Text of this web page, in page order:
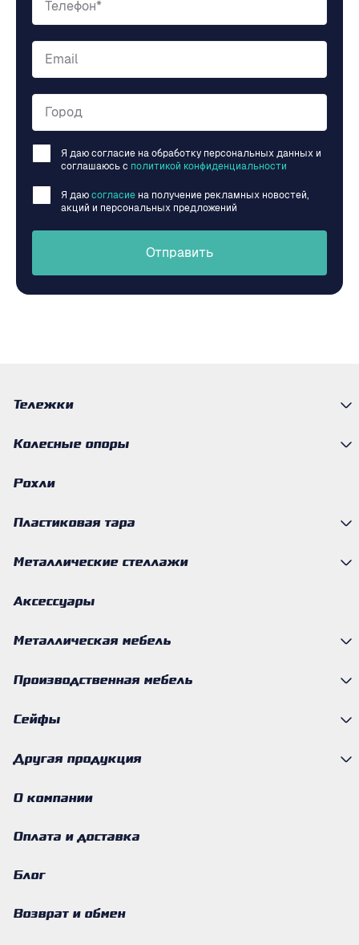
Телефон*
Email
Город
Я даю согласие на обработку персональных данных и
соглашаюсь c политикой конфиденциальности
Я даю согласие на получение рекламных новостей,
акций и персональных предложений
Отправить
Тележки
Колесные опоры
Рохли
Пластиковая тара
Металлические стеллажи
Аксессуары
Металлическая мебель
Производственная мебель
Сейфы
Другая продукция
О компании
Оплата и доставка
Блог
Возврат и обмен